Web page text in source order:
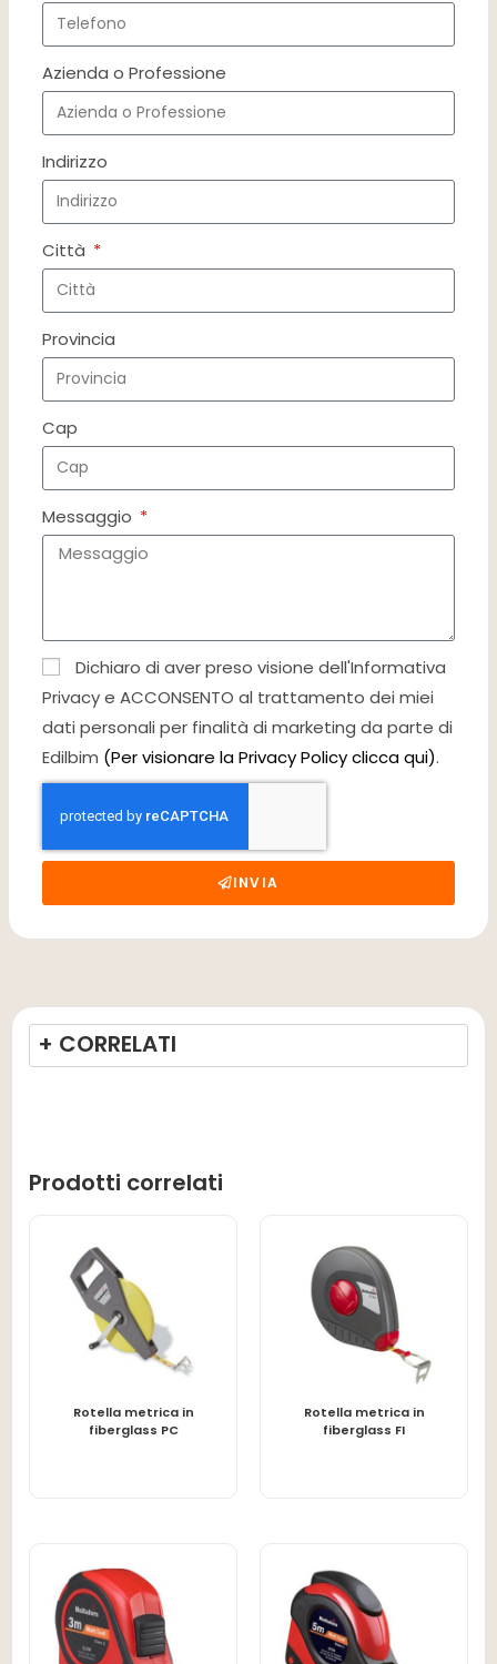
Azienda o Professione
Indirizzo
Città
Provincia
Cap
Messaggio
Dichiaro di aver preso visione dell'Informativa
Privacy e ACCONSENTO al trattamento dei miei
dati personali per finalità di marketing da parte di
Edilbim (Per visionare la Privacy Policy clicca qui).
INVIA
+ CORRELATI
Prodotti correlati
LEGGI TUTTO
Rotella metrica in
fiberglass PC
LEGGI TUTTO
Rotella metrica in
fiberglass FI